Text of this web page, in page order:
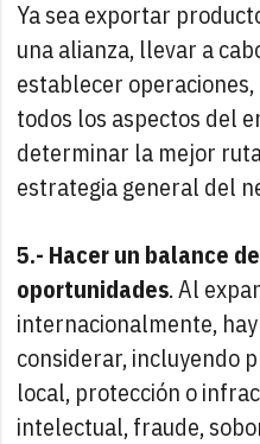
Ya sea exportar
una alianza, llevar a
establecer
todos los aspectos del
determinar la mejor
estrategia general del
5.- Hacer un balance
oportunidades. Al
internacionalmente,
considerar, incluyendo
local, protección o
intelectual, fraude,